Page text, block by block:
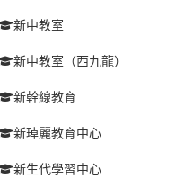
新中教室
新中教室（西九龍）
新幹線教育
新琸麗教育中心
新生代學習中心